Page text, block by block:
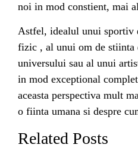
noi in mod constient, mai
Astfel, idealul unui sportiv
fizic , al unui om de stiinta
universului sau al unui
in mod exceptional
aceasta perspectiva mult
o fiinta umana si despre
Related Posts